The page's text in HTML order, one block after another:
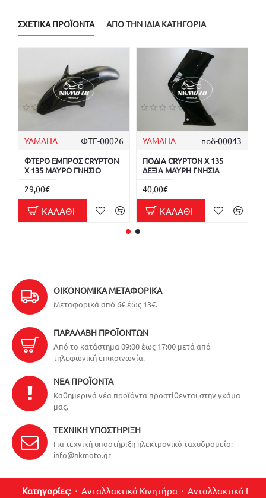
ΣΧΕΤΙΚΆ ΠΡΟΪΌΝΤΑ ΑΠΌ ΤΗΝ ΊΔΙΑ ΚΑΤΗΓΟΡΊΑ
YAMAHA ΦΤΕ-00026
ΦΤΕΡΟ ΕΜΠΡΟΣ CRYPTON
X 135 ΜΑΥΡΟ ΓΝΗΣΙΟ
29,00€
ΚΑΛΆΘΙ
YAMAHA ποδ-00043
ΠΟΔΙΑ CRYPTON X 135
ΔΕΞΙΑ ΜΑΥΡΗ ΓΝΗΣΙΑ
40,00€
ΚΑΛΆΘΙ
ΟΙΚΟΝΟΜΙΚΆ ΜΕΤΑΦΟΡΙΚΆ
Μεταφορικά από 6€ έως 13€.
ΠΑΡΑΛΑΒΉ ΠΡΟΪΌΝΤΩΝ
Από το κατάστημα 09:00 έως 17:00 μετά από
τηλεφωνική επικοινωνία.
ΝΈΑ ΠΡΟΪΌΝΤΑ
Καθημερινά νέα προϊόντα προστίθενται στην γκάμα
μας.
ΤΕΧΝΙΚΉ ΥΠΟΣΤΉΡΙΞΗ
Για τεχνική υποστήριξη ηλεκτρονικό ταχυδρομείο:
info@nkmoto.gr
Κατηγορίες: Ανταλλακτικά Κινητήρα Ανταλλακτικά